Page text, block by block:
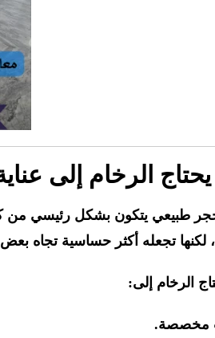
يحتاج الرخام إلى
طبيعي يتكون بشكل رئيسي من
لكنها تجعله أكثر حساسية تجاه بعض
الرخام إلى:
مخصصة.